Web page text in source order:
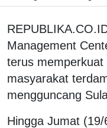
Management
terus memperkuat
masyarakat
mengguncang
Hingga Jumat